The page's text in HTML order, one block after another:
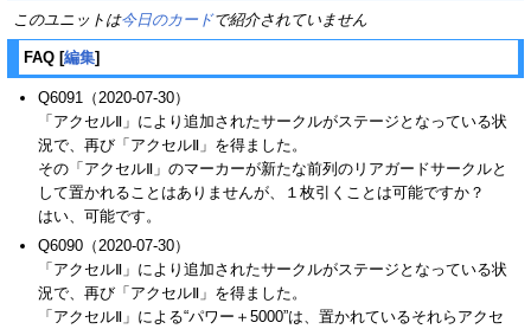
このユニットは今日のカードで紹介されていません
FAQ [編集]
Q6091（2020-07-30）
「アクセルⅡ」により追加されたサークルがステージとなっている状
況で、再び「アクセルⅡ」を得ました。
その「アクセルⅡ」のマーカーが新たな前列のリアガードサークルと
して置かれることはありませんが、１枚引くことは可能ですか？
はい、可能です。
Q6090（2020-07-30）
「アクセルⅡ」により追加されたサークルがステージとなっている状
況で、再び「アクセルⅡ」を得ました。
「アクセルⅡ」による“パワー＋5000”は、置かれているそれらアクセ